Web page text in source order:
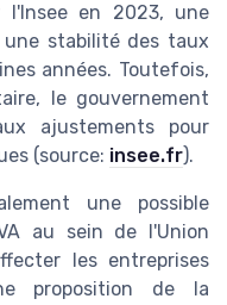
l'Insee en 2023, une
stabilité des taux
années. Toutefois,
le gouvernement
ajustements pour
(source: insee.fr).
une possible
au sein de l'Union
les entreprises
proposition de la